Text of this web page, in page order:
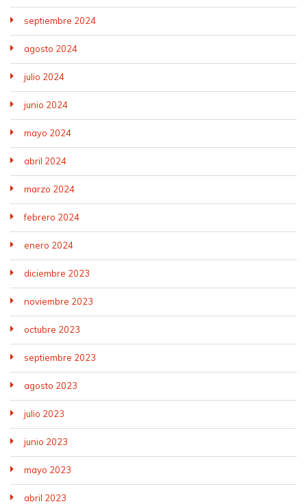
septiembre 2024
agosto 2024
julio 2024
junio 2024
mayo 2024
abril 2024
marzo 2024
febrero 2024
enero 2024
diciembre 2023
noviembre 2023
octubre 2023
septiembre 2023
agosto 2023
julio 2023
junio 2023
mayo 2023
abril 2023